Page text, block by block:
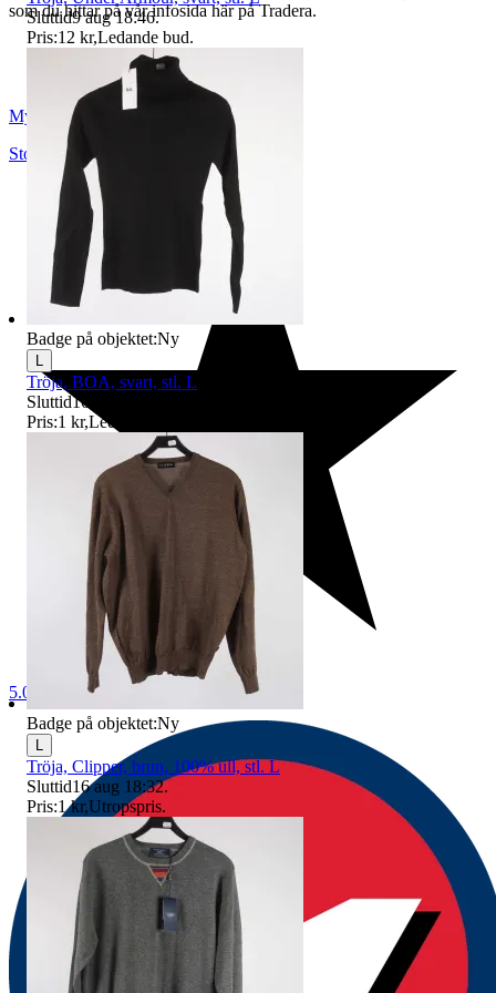
som du hittar på vår infosida här på Tradera.
Myrorna
Stockholm
Sverige
5.0
Sluttid9 aug 18:46.
Pris:12 kr,Ledande bud.
Badge på objektet:Ny
Tröja, BOA, svart, stl. L
Sluttid16 aug 18:54
Pris:1 kr,Ledande bud
Badge på objektet:Ny
Tröja, Clipper, brun, 100% ull, stl. L
Sluttid16 aug 18:32.
Pris:1 kr,Utropspris.